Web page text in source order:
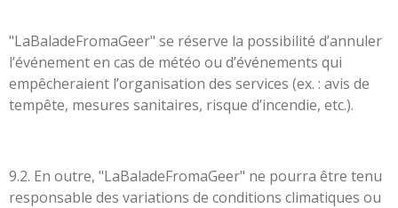
"LaBaladeFromaGeer" se réserve la possibilité d’annuler
l’événement en cas de météo ou d’événements qui
empêcheraient l’organisation des services (ex. : avis de
tempête, mesures sanitaires, risque d’incendie, etc.).
9.2. En outre, "LaBaladeFromaGeer" ne pourra être tenu
responsable des variations de conditions climatiques ou